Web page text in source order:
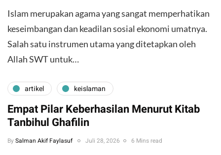
Islam merupakan agama yang sangat memperhatikan
keseimbangan dan keadilan sosial ekonomi umatnya.
Salah satu instrumen utama yang ditetapkan oleh
Allah SWT untuk…
artikel keislaman
Empat Pilar Keberhasilan Menurut Kitab
Tanbihul Ghafilin
By Salman Akif Faylasuf Juli 28, 2026 6 Mins read